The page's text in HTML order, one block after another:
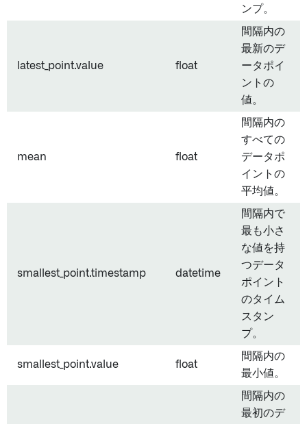
ンプ。
latest_point.value float
間隔内の
最新のデ
ータポイ
ントの
値。
mean float
間隔内の
すべての
データポ
イントの
平均値。
smallest_point.timestamp datetime
間隔内で
最も小さ
な値を持
つデータ
ポイント
のタイム
スタン
プ。
smallest_point.value float
間隔内の
最小値。
間隔内の
最初のデ